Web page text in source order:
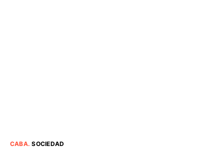
CABA.SOCIEDAD